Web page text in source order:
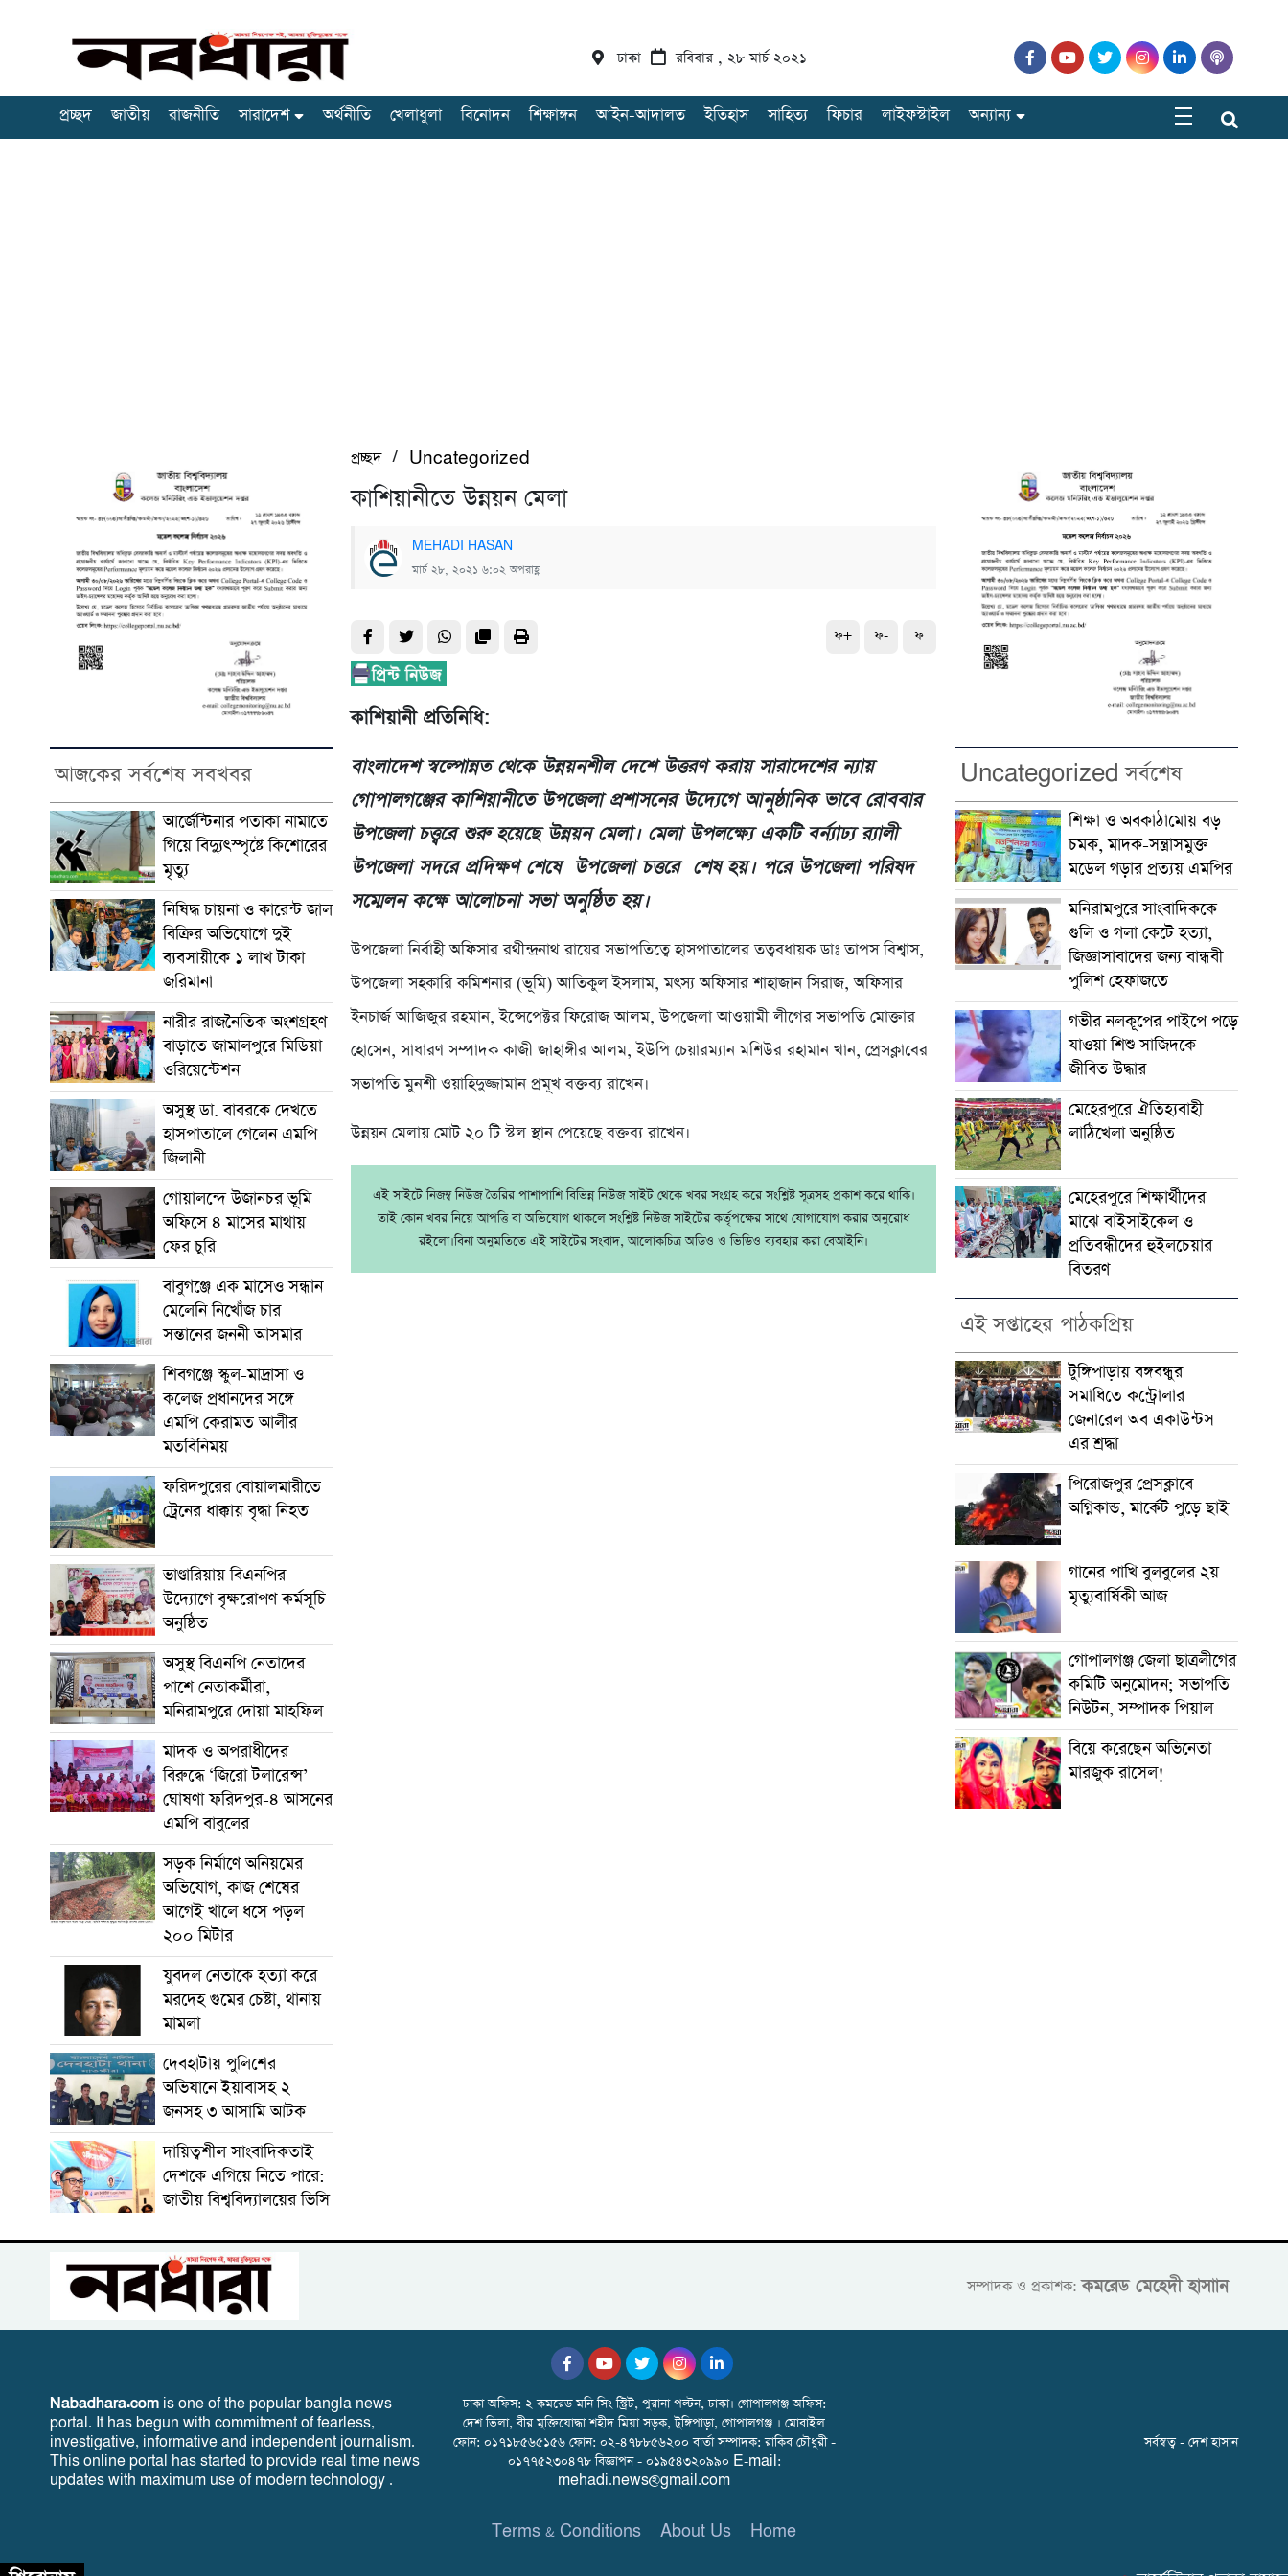
ঢাকা রবিবার , ২৮ মার্চ ২০২১
প্রচ্ছদ জাতীয় রাজনীতি সারাদেশ অর্থনীতি খেলাধুলা বিনোদন শিক্ষাঙ্গন আইন-আদালত ইতিহাস সাহিত্য ফিচার লাইফস্টাইল অন্যান্য
আজকের সর্বশেষ সবখবর
আর্জেন্টিনার পতাকা নামাতে
গিয়ে বিদ্যুৎস্পৃষ্টে কিশোরের
মৃত্যু
নিষিদ্ধ চায়না ও কারেন্ট জাল
বিক্রির অভিযোগে দুই
ব্যবসায়ীকে ১ লাখ টাকা
জরিমানা
নারীর রাজনৈতিক অংশগ্রহণ
বাড়াতে জামালপুরে মিডিয়া
ওরিয়েন্টেশন
অসুস্থ ডা. বাবরকে দেখতে
হাসপাতালে গেলেন এমপি
জিলানী
গোয়ালন্দে উজানচর ভূমি
অফিসে ৪ মাসের মাথায়
ফের চুরি
বাবুগঞ্জে এক মাসেও সন্ধান
মেলেনি নিখোঁজ চার
সন্তানের জননী আসমার
শিবগঞ্জে স্কুল-মাদ্রাসা ও
কলেজ প্রধানদের সঙ্গে
এমপি কেরামত আলীর
মতবিনিময়
ফরিদপুরের বোয়ালমারীতে
ট্রেনের ধাক্কায় বৃদ্ধা নিহত
ভাণ্ডারিয়ায় বিএনপির
উদ্যোগে বৃক্ষরোপণ কর্মসূচি
অনুষ্ঠিত
অসুস্থ বিএনপি নেতাদের
পাশে নেতাকর্মীরা,
মনিরামপুরে দোয়া মাহফিল
মাদক ও অপরাধীদের
বিরুদ্ধে ‘জিরো টলারেন্স’
ঘোষণা ফরিদপুর-৪ আসনের
এমপি বাবুলের
সড়ক নির্মাণে অনিয়মের
অভিযোগ, কাজ শেষের
আগেই খালে ধসে পড়ল
২০০ মিটার
যুবদল নেতাকে হত্যা করে
মরদেহ গুমের চেষ্টা, থানায়
মামলা
দেবহাটায় পুলিশের
অভিযানে ইয়াবাসহ ২
জনসহ ৩ আসামি আটক
দায়িত্বশীল সাংবাদিকতাই
দেশকে এগিয়ে নিতে পারে:
জাতীয় বিশ্ববিদ্যালয়ের ভিসি
প্রচ্ছদ/ Uncategorized
কাশিয়ানীতে উন্নয়ন মেলা
MEHADI HASAN
মার্চ ২৮, ২০২১ ৬:০২ অপরাহ্ণ
ফ+ ফ- ফ
কাশিয়ানী প্রতিনিধি:
বাংলাদেশ স্বল্পোন্নত থেকে উন্নয়নশীল দেশে উত্তরণ করায় সারাদেশের ন্যায়
গোপালগঞ্জের কাশিয়ানীতে উপজেলা প্রশাসনের উদ্যেগে আনুষ্ঠানিক ভাবে রোববার
উপজেলা চত্ত্বরে শুরু হয়েছে উন্নয়ন মেলা। মেলা উপলক্ষ্যে একটি বর্ন্যাঢ্য র‌্যালী
উপজেলা সদরে প্রদিক্ষণ শেষে উপজেলা চত্তরে শেষ হয়। পরে উপজেলা পরিষদ
সম্মেলন কক্ষে আলোচনা সভা অনুষ্ঠিত হয়।
উপজেলা নির্বাহী অফিসার রথীন্দ্রনাথ রায়ের সভাপতিত্বে হাসপাতালের তত্ববধায়ক ডাঃ তাপস বিশ্বাস,
উপজেলা সহকারি কমিশনার (ভূমি) আতিকুল ইসলাম, মৎস্য অফিসার শাহাজান সিরাজ, অফিসার
ইনচার্জ আজিজুর রহমান, ইন্সেপেক্টর ফিরোজ আলম, উপজেলা আওয়ামী লীগের সভাপতি মোক্তার
হোসেন, সাধারণ সম্পাদক কাজী জাহাঙ্গীর আলম, ইউপি চেয়ারম্যান মশিউর রহামান খান, প্রেসক্লাবের
সভাপতি মুনশী ওয়াহিদুজ্জামান প্রমূখ বক্তব্য রাখেন।
উন্নয়ন মেলায় মোট ২০ টি স্টল স্থান পেয়েছে বক্তব্য রাখেন।
এই সাইটে নিজম্ব নিউজ তৈরির পাশাপাশি বিভিন্ন নিউজ সাইট থেকে খবর সংগ্রহ করে সংশ্লিষ্ট সূত্রসহ প্রকাশ করে থাকি।
তাই কোন খবর নিয়ে আপত্তি বা অভিযোগ থাকলে সংশ্লিষ্ট নিউজ সাইটের কর্তৃপক্ষের সাথে যোগাযোগ করার অনুরোধ
রইলো।বিনা অনুমতিতে এই সাইটের সংবাদ, আলোকচিত্র অডিও ও ভিডিও ব্যবহার করা বেআইনি।
Uncategorized সর্বশেষ
শিক্ষা ও অবকাঠামোয় বড়
চমক, মাদক-সন্ত্রাসমুক্ত
মডেল গড়ার প্রত্যয় এমপির
মনিরামপুরে সাংবাদিককে
গুলি ও গলা কেটে হত্যা,
জিজ্ঞাসাবাদের জন্য বান্ধবী
পুলিশ হেফাজতে
গভীর নলকূপের পাইপে পড়ে
যাওয়া শিশু সাজিদকে
জীবিত উদ্ধার
মেহেরপুরে ঐতিহ্যবাহী
লাঠিখেলা অনুষ্ঠিত
মেহেরপুরে শিক্ষার্থীদের
মাঝে বাইসাইকেল ও
প্রতিবন্ধীদের হুইলচেয়ার
বিতরণ
এই সপ্তাহের পাঠকপ্রিয়
টুঙ্গিপাড়ায় বঙ্গবন্ধুর
সমাধিতে কন্ট্রোলার
জেনারেল অব একাউন্টস
এর শ্রদ্ধা
পিরোজপুর প্রেসক্লাবে
অগ্নিকান্ড, মার্কেট পুড়ে ছাই
গানের পাখি বুলবুলের ২য়
মৃত্যুবার্ষিকী আজ
গোপালগঞ্জ জেলা ছাত্রলীগের
কমিটি অনুমোদন; সভাপতি
নিউটন, সম্পাদক পিয়াল
বিয়ে করেছেন অভিনেতা
মারজুক রাসেল!
সম্পাদক ও প্রকাশক:কমরেড মেহেদী হাসাান
Nabadhara.com is one of the popular bangla news
portal. It has begun with commitment of fearless,
investigative, informative and independent journalism.
This online portal has started to provide real time news
updates with maximum use of modern technology .
ঢাকা অফিস: ২ কমরেড মনি সিং স্ট্রিট, পুরানা পল্টন, ঢাকা। গোপালগঞ্জ অফিস:
দেশ ভিলা, বীর মুক্তিযোদ্ধা শহীদ মিয়া সড়ক, টুঙ্গিপাড়া, গোপালগঞ্জ । মোবাইল
ফোন: ০১৭১৮৫৬৫১৫৬ ফোন: ০২-৪৭৮৮৫৬২০০ বার্তা সম্পাদক: রাকিব চৌধুরী -
০১৭৭৫২৩০৪৭৮ বিজ্ঞাপন - ০১৯৫৪৩২০৯৯০ E-mail:
mehadi.news@gmail.com
Terms & Conditions About Us Home
সর্বস্বত্ব - দেশ হাসান